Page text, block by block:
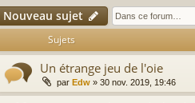
Nouveau sujet
Sujets
Un étrange jeu de l'oie
par Edw » 30 nov. 2019, 19:46